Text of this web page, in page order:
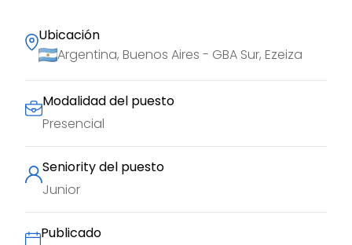
Ubicación
Argentina, Buenos Aires - GBA Sur, Ezeiza
Modalidad del puesto
Presencial
Seniority del puesto
Junior
Publicado